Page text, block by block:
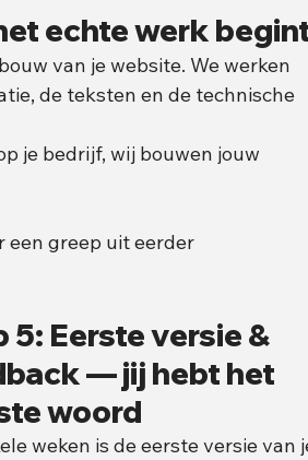
echte werk
van je website. We werken
de teksten en de technische
je bedrijf, wij bouwen jouw
een greep uit eerder
5: Eerste versie &
— jij hebt het
woord
weken is de eerste versie van